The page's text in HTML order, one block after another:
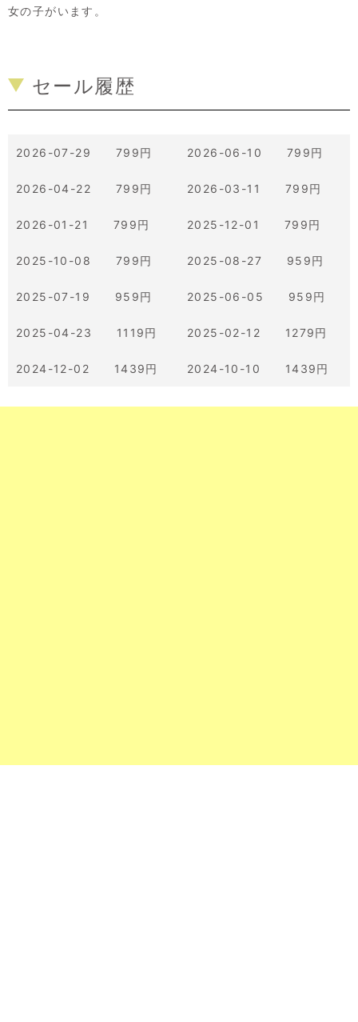
女の子がいます。
セール履歴
2026-07-29 799円 2026-06-10 799円
2026-04-22 799円 2026-03-11 799円
2026-01-21 799円 2025-12-01 799円
2025-10-08 799円 2025-08-27 959円
2025-07-19 959円 2025-06-05 959円
2025-04-23 1119円 2025-02-12 1279円
2024-12-02 1439円 2024-10-10 1439円